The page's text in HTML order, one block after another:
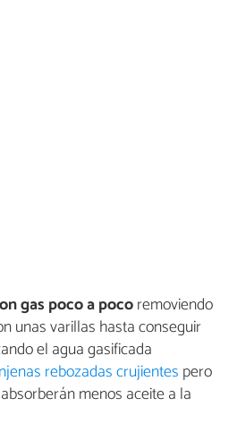
gas poco a pocoremoviendo
unas varillas hasta conseguir
el agua gasificada
rebozadas crujientes pero
menos aceite a la